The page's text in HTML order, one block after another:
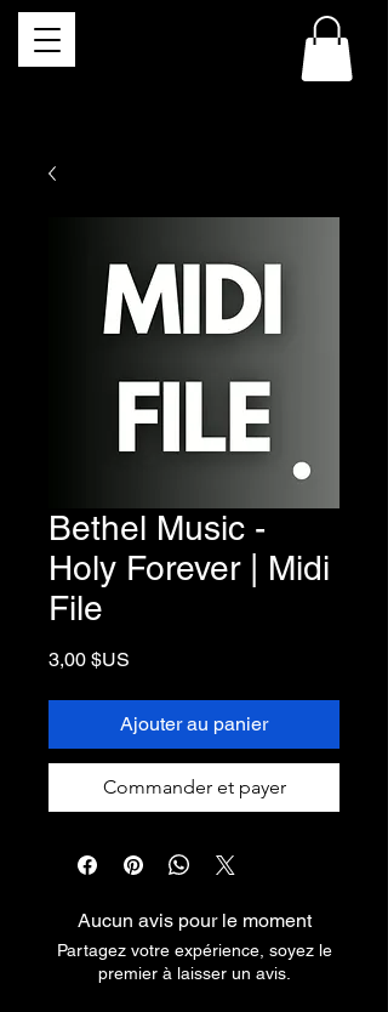
Bethel Music -
Holy Forever | Midi
File
3,00 $US
Ajouter au panier
Commander et payer
Aucun avis pour le moment
Partagez votre expérience, soyez le
premier à laisser un avis.